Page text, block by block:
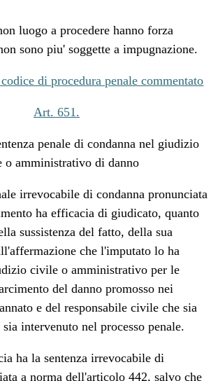
luogo a procedere hanno forza
sono piu' soggette a impugnazione.
di procedura penale commentato
Art. 651.
penale di condanna nel giudizio
o amministrativo di danno
irrevocabile di condanna pronunciata
ha efficacia di giudicato, quanto
sussistenza del fatto, della sua
che l'imputato lo ha
civile o amministrativo per le
del danno promosso nei
e del responsabile civile che sia
intervenuto nel processo penale.
ha la sentenza irrevocabile di
a norma dell'articolo 442, salvo che